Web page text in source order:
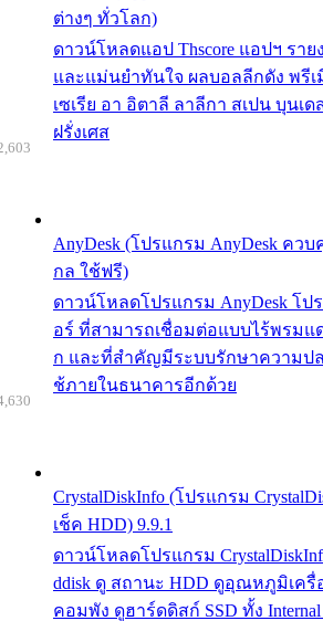
ต่างๆ ทั่วโลก)
ดาวน์โหลดแอป Thscore แอปฯ รา
และแม่นยำทันใจ ผลบอลลีกดัง พรี
เซเรีย อา อิตาลี ลาลีกา สเปน บุนเด
ฝรั่งเศส
AnyDesk (โปรแกรม AnyDesk คว
กล ใช้ฟรี)
ดาวน์โหลดโปรแกรม AnyDesk โ
อร์ ที่สามารถเชื่อมต่อแบบไร้พรมแ
ก และที่สำคัญมีระบบรักษาความป
ช้ภายในธนาคารอีกด้วย
CrystalDiskInfo (โปรแกรม
เช็ค HDD) 9.9.1
ดาวน์โหลดโปรแกรม
ddisk ดู สถานะ HDD ดูอุณหภูมิเครื่
คอมพัง ดูฮาร์ดดิสก์ SSD ทั้ง Internal